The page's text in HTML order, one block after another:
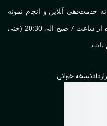
آنلاین و انجام نمونه
گیری در آزمایشگاه و منزل همه روزه از ساعت 7 صبح الی 20:30 (حتی
نسخه خوانی